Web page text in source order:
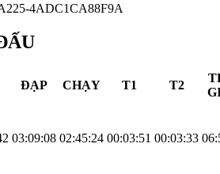
4ADC1CA88F9A
ĐẠP CHẠY T1 T2
03:09:08 02:45:24 00:03:51 00:03:33